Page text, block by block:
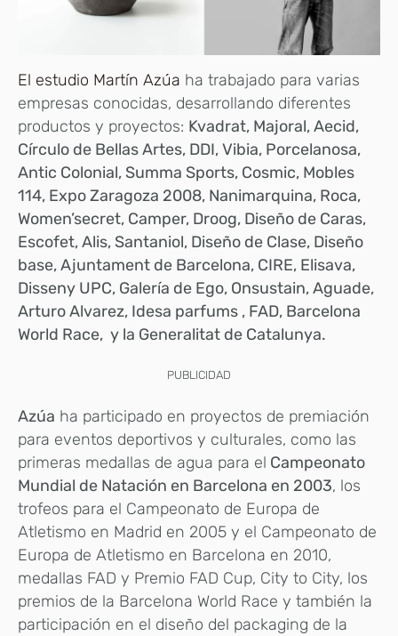
El estudio Martín Azúa ha trabajado para varias
empresas conocidas, desarrollando diferentes
productos y proyectos: Kvadrat, Majoral, Aecid,
Círculo de Bellas Artes, DDI, Vibia, Porcelanosa,
Antic Colonial, Summa Sports, Cosmic, Mobles
114, Expo Zaragoza 2008, Nanimarquina, Roca,
Women’secret, Camper, Droog, Diseño de Caras,
Escofet, Alis, Santaniol, Diseño de Clase, Diseño
base, Ajuntament de Barcelona, ​​CIRE, Elisava,
Disseny UPC, Galería de Ego, Onsustain, Aguade,
Arturo Alvarez, Idesa parfums , FAD, Barcelona
World Race, y la Generalitat de Catalunya.
PUBLICIDAD
Azúa ha participado en proyectos de premiación
para eventos deportivos y culturales, como las
primeras medallas de agua para el Campeonato
Mundial de Natación en Barcelona en 2003, los
trofeos para el Campeonato de Europa de
Atletismo en Madrid en 2005 y el Campeonato de
Europa de Atletismo en Barcelona en 2010,
medallas FAD y Premio FAD Cup, City to City, los
premios de la Barcelona World Race y también la
participación en el diseño del packaging de la